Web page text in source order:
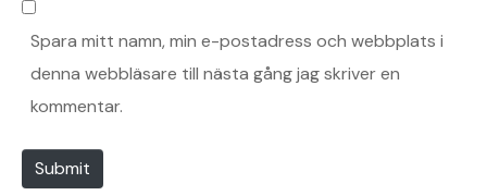
lb
e
Spara mitt namn, min e-postadress och webbplats i
denna webbläsare till nästa gång jag skriver en
kommentar.
Submit